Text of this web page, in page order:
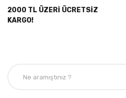
2000 TL ÜZERİ ÜCRETSİZ
KARGO!